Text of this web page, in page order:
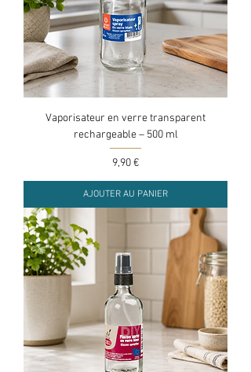
Vaporisateur en verre transparent
rechargeable – 500 ml
Prix
9,90 €
AJOUTER AU PANIER